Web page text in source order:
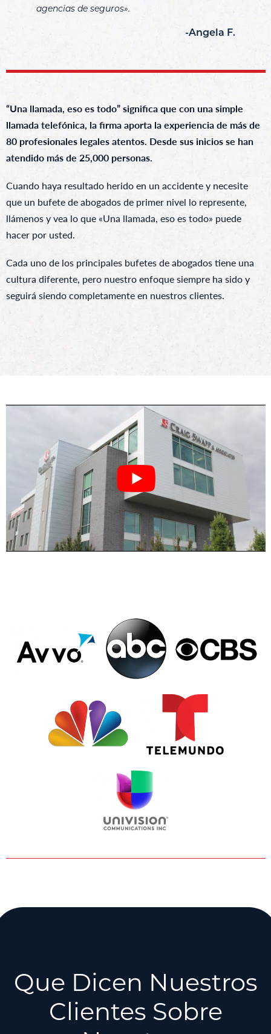
agencias de seguros».
-Angela F.
“Una llamada, eso es todo” significa que con una simple
llamada telefónica, la firma aporta la experiencia de más de
80 profesionales legales atentos. Desde sus inicios se han
atendido más de 25,000 personas.
Cuando haya resultado herido en un accidente y necesite
que un bufete de abogados de primer nivel lo represente,
llámenos y vea lo que «Una llamada, eso es todo» puede
hacer por usted.
Cada uno de los principales bufetes de abogados tiene una
cultura diferente, pero nuestro enfoque siempre ha sido y
seguirá siendo completamente en nuestros clientes.
Que Dicen Nuestros
Clientes Sobre